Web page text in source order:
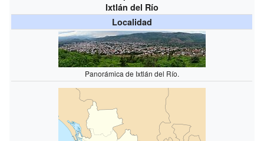
Ixtlán del Río
Localidad
Panorámica de Ixtlán del Río.